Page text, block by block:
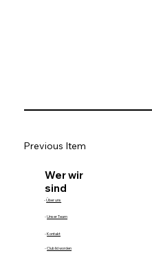
Previous Item
Wer wir
sind
-Über uns
-Unser Team
-Kontakt
-Club lid worden